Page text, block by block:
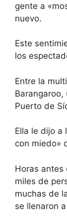
gente a
nuevo.
Este
los
Entre la
Barangaroo,
Puerto de
Ella le dijo a
con miedo»
Horas antes
miles de
muchas de
se llenaron